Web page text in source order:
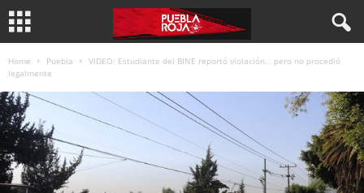
Home Puebla
VIDEO: Estudiante del BINE reportó violación… pero no procedió
legalmente